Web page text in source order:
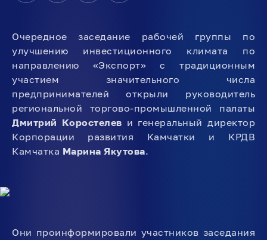
Очередное заседание рабочей группы по
улучшению инвестиционного климата по
направлению «Экспорт» с традиционным
участием значительного числа
предпринимателей открыли руководитель
региональной торгово-промышленной палаты
Дмитрий Коростелев и генеральный директор
Корпорации развития Камчатки и КРДВ
Камчатка Марина Якутова.
Они проинформировали участников заседания